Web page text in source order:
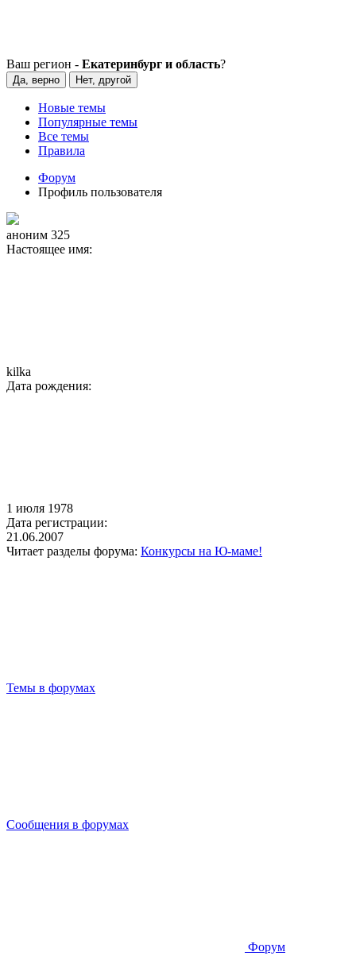
Ваш регион - Екатеринбург и область?
Да, верно Нет, другой
Новые темы
Популярные темы
Все темы
Правила
Форум
Профиль пользователя
аноним 325
Настоящее имя:
kilka
Дата рождения:
1 июля 1978
Дата регистрации:
21.06.2007
Читает разделы форума: Конкурсы на Ю-маме!
Темы в форумах
Сообщения в форумах
Форум